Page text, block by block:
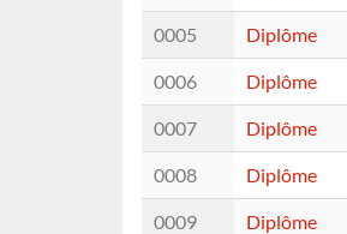
0005 Diplôme
0006 Diplôme
0007 Diplôme
0008 Diplôme
0009 Diplôme